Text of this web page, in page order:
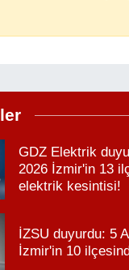
GDZ Elektrik
2026 İzmir'in 13
elektrik kesintisi!
İZSU duyurdu: 5
İzmir'in 10